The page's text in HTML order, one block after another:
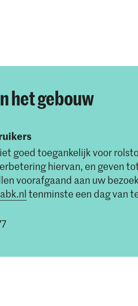
het gebouw
goed toegankelijk voor
hiervan, en geven
voorafgaand aan uw
tenminste een dag van